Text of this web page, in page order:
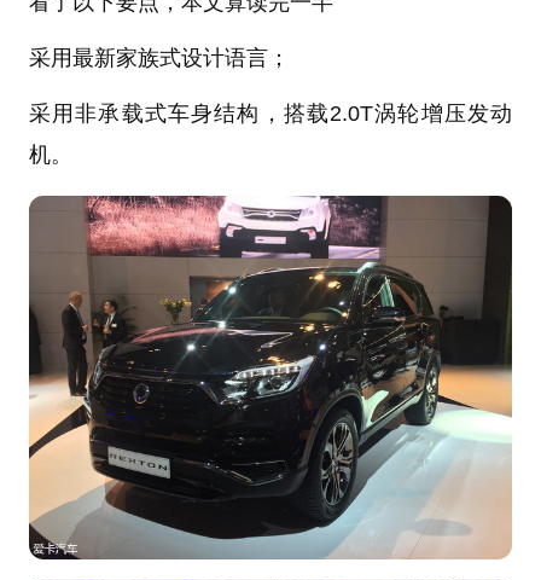
采用最新家族式设计语言；
采用非承载式车身结构，搭载2.0T涡轮增压发动
机。